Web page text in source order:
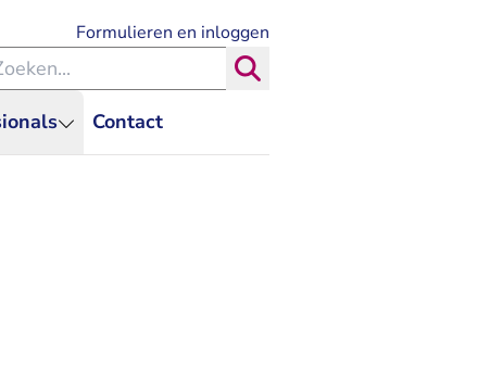
Contact
Formulieren en inloggen
binnen de Rechtspraak